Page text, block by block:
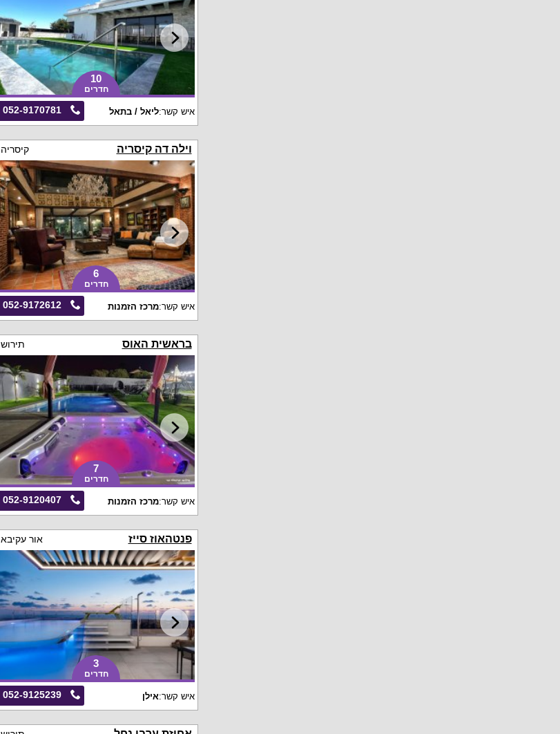
10
חדרים
052-9170781 איש קשר:ליאל / בתאל
וילה דה קיסריה קיסריה
6
חדרים
052-9172612 איש קשר:מרכז הזמנות
בראשית האוס תירוש
7
חדרים
052-9120407 איש קשר:מרכז הזמנות
פנטהאוז סייז אור עקיבא
3
חדרים
052-9125239 איש קשר:אילן